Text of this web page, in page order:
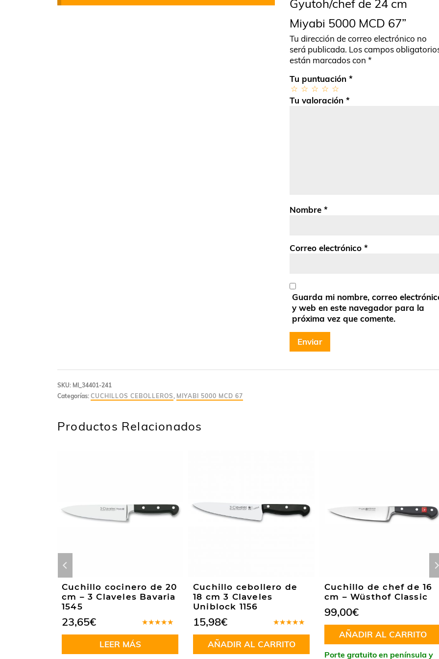
Gyutoh/chef de 24 cm
Miyabi 5000 MCD 67”
Tu dirección de correo electrónico no
será publicada. Los campos
están marcados con *
Tu puntuación *
Tu valoración *
Nombre *
Correo electrónico *
Guarda mi nombre, correo
y web en este navegador para la
próxima vez que comente.
SKU: MI_34401-241
Categorías: CUCHILLOS CEBOLLEROS , MIYABI 5000 MCD 67
Productos Relacionados
Cuchillo cocinero de 20
cm – 3 Claveles Bavaria
1545
en5.00de
23,65€
LEER MÁS
Cuchillo cebollero de
18 cm 3 Claveles
Uniblock 1156
en5.00de
5
15,98€
AÑADIR AL CARRITO
Cuchillo de chef de 16
cm – Wüsthof Classic
99,00€
AÑADIR AL CARRITO
Porte gratuito en península y